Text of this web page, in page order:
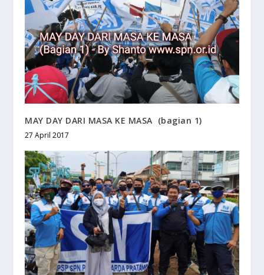
MAY DAY DARI MASA KE MASA (bagian 1)
27 April 2017